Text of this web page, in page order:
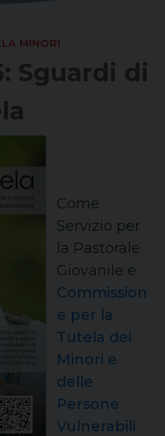
MINORI
Sguardi di
Come
Servizio per
la Pastorale
Giovanile e
Commission
e per la
Tutela dei
Minori e
delle
Persone
Vulnerabili